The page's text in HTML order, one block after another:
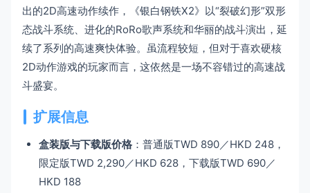
出的2D高速动作续作，《银白钢铁X2》以“裂破幻形”双形
态战斗系统、进化的RoRo歌声系统和华丽的战斗演出，延
续了系列的高速爽快体验。虽流程较短，但对于喜欢硬核
2D动作游戏的玩家而言，这依然是一场不容错过的高速战
斗盛宴。
扩展信息
盒装版与下载版价格 ：普通版TWD 890／HKD 248，
限定版TWD 2,290／HKD 628，下载版TWD 690／
HKD 188